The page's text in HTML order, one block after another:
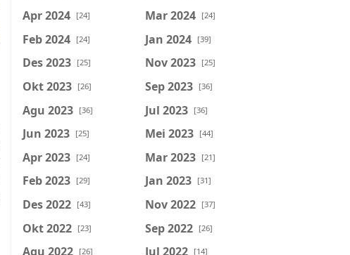
Apr 2024 [24] Mar 2024 [24]
Feb 2024 [24] Jan 2024 [39]
Des 2023 [25] Nov 2023 [25]
Okt 2023 [26] Sep 2023 [36]
Agu 2023 [36] Jul 2023 [36]
Jun 2023 [25] Mei 2023 [44]
Apr 2023 [24] Mar 2023 [21]
Feb 2023 [29] Jan 2023 [31]
Des 2022 [43] Nov 2022 [37]
Okt 2022 [23] Sep 2022 [26]
Agu 2022 [26] Jul 2022 [14]